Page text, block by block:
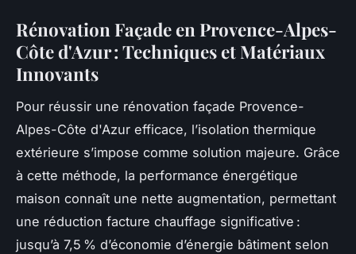
Rénovation Façade en Provence-Alpes-
Côte d'Azur : Techniques et Matériaux
Innovants
Pour réussir une rénovation façade Provence-
Alpes-Côte d'Azur efficace, l’isolation thermique
extérieure s’impose comme solution majeure. Grâce
à cette méthode, la performance énergétique
maison connaît une nette augmentation, permettant
une réduction facture chauffage significative :
jusqu’à 7,5 % d’économie d’énergie bâtiment selon